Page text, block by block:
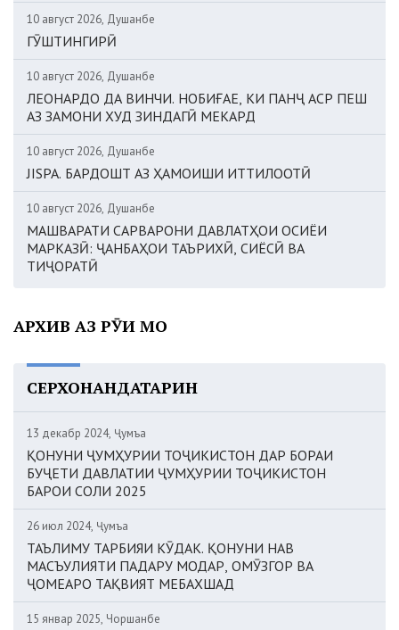
10 август 2026, Душанбе
ГӮШТИНГИРӢ
10 август 2026, Душанбе
ЛЕОНАРДО ДА ВИНЧИ. НОБИҒАЕ, КИ ПАНҶ АСР ПЕШ
АЗ ЗАМОНИ ХУД ЗИНДАГӢ МЕКАРД
10 август 2026, Душанбе
JISPA. БАРДОШТ АЗ ҲАМОИШИ ИТТИЛООТӢ
10 август 2026, Душанбе
МАШВАРАТИ САРВАРОНИ ДАВЛАТҲОИ ОСИЁИ
МАРКАЗӢ: ҶАНБАҲОИ ТАЪРИХӢ, СИЁСӢ ВА
ТИҶОРАТӢ
АРХИВ АЗ РӮИ МОҲ
СЕРХОНАНДАТАРИН
13 декабр 2024, Ҷумъа
ҚОНУНИ ҶУМҲУРИИ ТОҶИКИСТОН ДАР БОРАИ
БУҶЕТИ ДАВЛАТИИ ҶУМҲУРИИ ТОҶИКИСТОН
БАРОИ СОЛИ 2025
26 июл 2024, Ҷумъа
ТАЪЛИМУ ТАРБИЯИ КӮДАК. ҚОНУНИ НАВ
МАСЪУЛИЯТИ ПАДАРУ МОДАР, ОМӮЗГОР ВА
ҶОМЕАРО ТАҚВИЯТ МЕБАХШАД
15 январ 2025, Чоршанбе